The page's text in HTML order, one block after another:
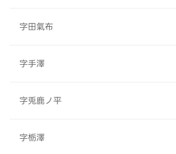
字田氣布
字手澤
字兎鹿ノ平
字栃澤